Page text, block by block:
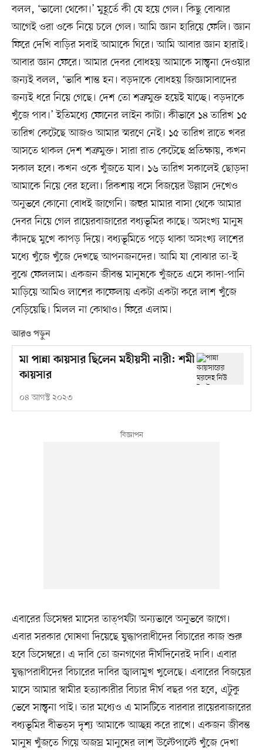
বলল, ‘ভালো থেকো।’ মুহূর্তে কী যে হয়ে গেল। কিছু বোঝার
আগেই ওরা ওকে নিয়ে চলে গেল। আমি জ্ঞান হারিয়ে ফেলি। জ্ঞান
ফিরে দেখি বাড়ির সবাই আমাকে ঘিরে। আমি আবার জ্ঞান হারাই।
আবার জ্ঞান ফেরে। আমার দেবর বোধহয় আমাকে সান্ত্বনা দেওয়ার
জন্যই বলল, ‘ভাবি শান্ত হন। বড়দাকে বোধহয় জিজ্ঞাসাবাদের
জন্যই ধরে নিয়ে গেছে। দেশ তো শত্রুমুক্ত হয়েই যাচ্ছে। বড়দাকে
খুঁজে পাব।’ ইতিমধ্যে ফোনের লাইন কাটা। কীভাবে ১৪ তারিখ ১৫
তারিখ কেটেছে আজও আমার স্মরণে নেই। ১৫ তারিখ রাতে খবর
আসতে থাকল দেশ শত্রুমুক্ত। সারা রাত কেটেছে প্রতিক্ষায়, কখন
সকাল হবে। কখন ওকে খুঁজতে যাব। ১৬ তারিখ সকালেই ছোড়দা
আমাকে নিয়ে বের হলো। রিকশায় বসে বিজয়ের উল্লাস দেখেও
অনুভবে কোনো বোধই জাগেনি। জহুর মামার বাসা থেকে আমার
দেবর নিয়ে গেল রায়েরবাজারের বধ্যভূমির কাছে। অসংখ্য মানুষ
কাঁদছে মুখে কাপড় দিয়ে। বধ্যভূমিতে পড়ে থাকা অসংখ্য লাশের
মধ্যে খুঁজে খুঁজে দেখছে আপনজনদের। আমি যা বোঝার তা-ই
বুঝে ফেললাম। একজন জীবন্ত মানুষকে খুঁজতে এসে কাদা-পানি
মাড়িয়ে আমিও লাশের কাফেলায় একটা একটা করে লাশ খুঁজে
বেড়িয়েছি। মিলল না কোথাও। ফিরে এলাম।
আরও পড়ুন
মা পান্না কায়সার ছিলেন মহীয়সী নারী: শমী
কায়সার
০৪ আগস্ট ২০২৩
এবারের ডিসেম্বর মাসের তাত্পর্যটা অন্যভাবে অনুভবে জাগে।
এবার সরকার ঘোষণা দিয়েছে যুদ্ধাপরাধীদের বিচারের কাজ শুরু
হবে ডিসেম্বরে। এ দাবি তো জনগণের দীর্ঘদিনেরই দাবি। এবার
যুদ্ধাপরাধীদের বিচারের দাবির জ্বালামুখ খুলেছে। এবারের বিজয়ের
মাসে আমার স্বামীর হত্যাকারীর বিচার দীর্ঘ বছর পর হবে, এটুকু
ভেবে সান্ত্বনা পাই। তার মধ্যেও এ মাসটিতে বারবার রায়েরবাজারের
বধ্যভূমির বীভত্স দৃশ্য আমাকে আচ্ছন্ন করে রাখে। একজন জীবন্ত
মানুষ খুঁজতে গিয়ে অজস্র মানুষের লাশ উল্টেপাল্টে খুঁজে দেখা